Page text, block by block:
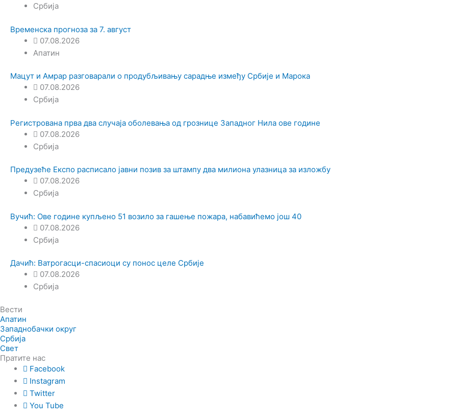
Србија
Временска прогноза за 7. август
07.08.2026
Апатин
Мацут и Амрар разговарали о продубљивању сарадње између Србије и Марока
07.08.2026
Србија
Регистрована прва два случаја оболевања од грознице Западног Нила ове године
07.08.2026
Србија
Предузеће Експо расписало јавни позив за штампу два милиона улазница за изложбу
07.08.2026
Србија
Вучић: Ове године купљено 51 возило за гашење пожара, набавићемо још 40
07.08.2026
Србија
Дачић: Ватрогасци-спасиоци су понос целе Србије
07.08.2026
Србија
Вести
Апатин
Западнобачки округ
Србија
Свет
Пратите нас
Facebook
Instagram
Twitter
You Tube